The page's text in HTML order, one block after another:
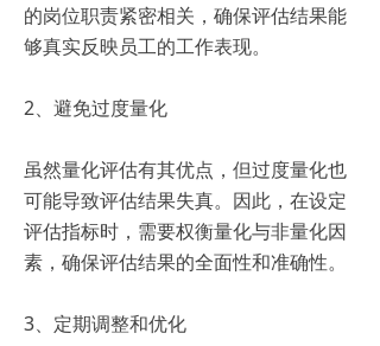
的岗位职责紧密相关，确保评估结果能
够真实反映员工的工作表现。
2、避免过度量化
虽然量化评估有其优点，但过度量化也
可能导致评估结果失真。因此，在设定
评估指标时，需要权衡量化与非量化因
素，确保评估结果的全面性和准确性。
3、定期调整和优化